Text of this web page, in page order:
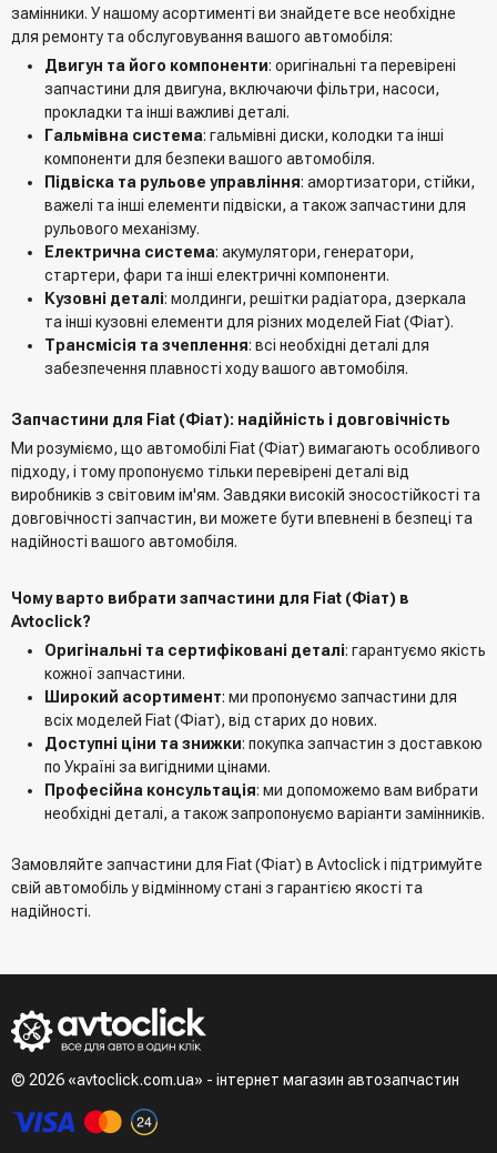
замінники. У нашому асортименті ви знайдете все необхідне
для ремонту та обслуговування вашого автомобіля:
Двигун та його компоненти: оригінальні та перевірені
запчастини для двигуна, включаючи фільтри, насоси,
прокладки та інші важливі деталі.
Гальмівна система: гальмівні диски, колодки та інші
компоненти для безпеки вашого автомобіля.
Підвіска та рульове управління: амортизатори, стійки,
важелі та інші елементи підвіски, а також запчастини для
рульового механізму.
Електрична система: акумулятори, генератори,
стартери, фари та інші електричні компоненти.
Кузовні деталі: молдинги, решітки радіатора, дзеркала
та інші кузовні елементи для різних моделей Fiat (Фіат).
Трансмісія та зчеплення: всі необхідні деталі для
забезпечення плавності ходу вашого автомобіля.
Запчастини для Fiat (Фіат): надійність і довговічність
Ми розуміємо, що автомобілі Fiat (Фіат) вимагають особливого
підходу, і тому пропонуємо тільки перевірені деталі від
виробників з світовим ім'ям. Завдяки високій зносостійкості та
довговічності запчастин, ви можете бути впевнені в безпеці та
надійності вашого автомобіля.
Чому варто вибрати запчастини для Fiat (Фіат) в
Avtoclick?
Оригінальні та сертифіковані деталі: гарантуємо якість
кожної запчастини.
Широкий асортимент: ми пропонуємо запчастини для
всіх моделей Fiat (Фіат), від старих до нових.
Доступні ціни та знижки: покупка запчастин з доставкою
по Україні за вигідними цінами.
Професійна консультація: ми допоможемо вам вибрати
необхідні деталі, а також запропонуємо варіанти замінників.
Замовляйте запчастини для Fiat (Фіат) в Avtoclick і підтримуйте
свій автомобіль у відмінному стані з гарантією якості та
надійності.
© 2026 «avtoclick.com.ua» - інтернет магазин автозапчастин